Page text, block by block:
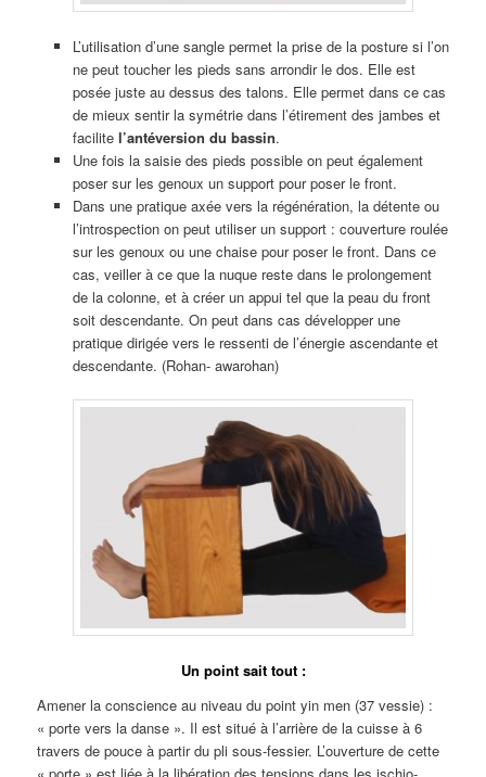
L’utilisation d’une sangle permet la prise de la posture si l’on
ne peut toucher les pieds sans arrondir le dos. Elle est
posée juste au dessus des talons. Elle permet dans ce cas
de mieux sentir la symétrie dans l’étirement des jambes et
facilite l’antéversion du bassin.
Une fois la saisie des pieds possible on peut également
poser sur les genoux un support pour poser le front.
Dans une pratique axée vers la régénération, la détente ou
l’introspection on peut utiliser un support : couverture roulée
sur les genoux ou une chaise pour poser le front. Dans ce
cas, veiller à ce que la nuque reste dans le prolongement
de la colonne, et à créer un appui tel que la peau du front
soit descendante. On peut dans cas développer une
pratique dirigée vers le ressenti de l’énergie ascendante et
descendante. (Rohan- awarohan)
Un point sait tout :
Amener la conscience au niveau du point yin men (37 vessie) :
« porte vers la danse ». Il est situé à l’arrière de la cuisse à 6
travers de pouce à partir du pli sous-fessier. L’ouverture de cette